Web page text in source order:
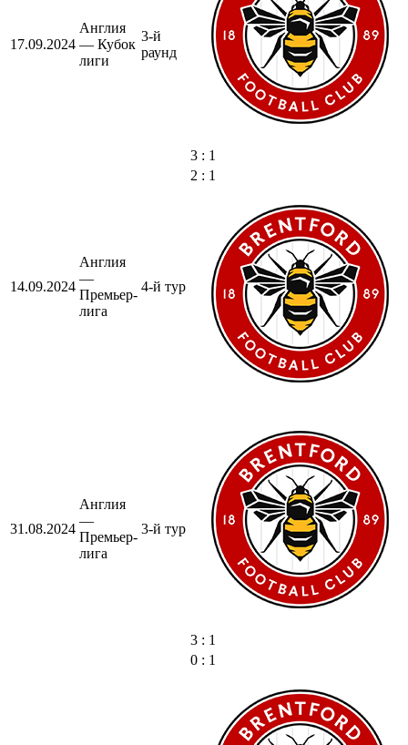
17.09.2024
Англия
— Кубок
лиги
3-й
раунд
3 : 1
14.09.2024
Англия
—
Премьер-
лига
4-й тур
2 : 1
31.08.2024
Англия
—
Премьер-
лига
3-й тур
3 : 1
0 : 1